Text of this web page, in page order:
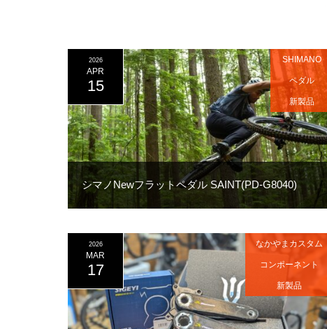
シマノNewフラットペダル SAINT(PD-G8040)
2026
APR
15
SHIMANO
ペダル
新製品
2026
MAR
17
なかやまカスタム
コンポーネント
新製品